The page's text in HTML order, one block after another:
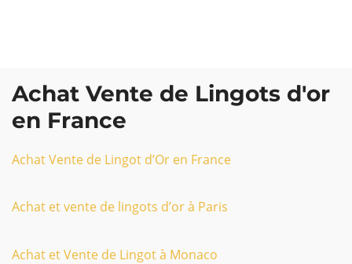
Achat Vente de Lingots d'or
en France
Achat Vente de Lingot d’Or en France
Achat et vente de lingots d’or à Paris
Achat et Vente de Lingot à Monaco